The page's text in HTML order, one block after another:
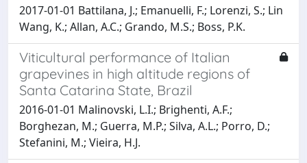
2017-01-01 Battilana, J.; Emanuelli, F.; Lorenzi, S.; Lin
Wang, K.; Allan, A.C.; Grando, M.S.; Boss, P.K.
Viticultural performance of Italian
grapevines in high altitude regions of
Santa Catarina State, Brazil
2016-01-01 Malinovski, L.I.; Brighenti, A.F.;
Borghezan, M.; Guerra, M.P.; Silva, A.L.; Porro, D.;
Stefanini, M.; Vieira, H.J.